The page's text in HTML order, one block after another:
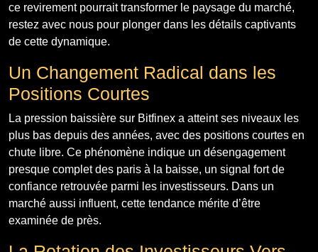
ce revirement pourrait transformer le paysage du marché,
restez avec nous pour plonger dans les détails captivants
de cette dynamique.
Un Changement Radical dans les
Positions Courtes
La pression baissière sur Bitfinex a atteint ses niveaux les
plus bas depuis des années, avec des positions courtes en
chute libre. Ce phénomène indique un désengagement
presque complet des paris à la baisse, un signal fort de
confiance retrouvée parmi les investisseurs. Dans un
marché aussi influent, cette tendance mérite d’être
examinée de près.